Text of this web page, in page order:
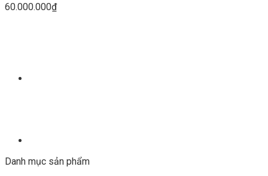
60.000.000₫
Danh mục sản phẩm